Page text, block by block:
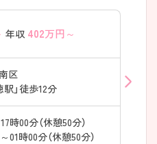
年収 402万円～
区
」徒歩12分
時00分（休憩50分）
01時00分（休憩50分）